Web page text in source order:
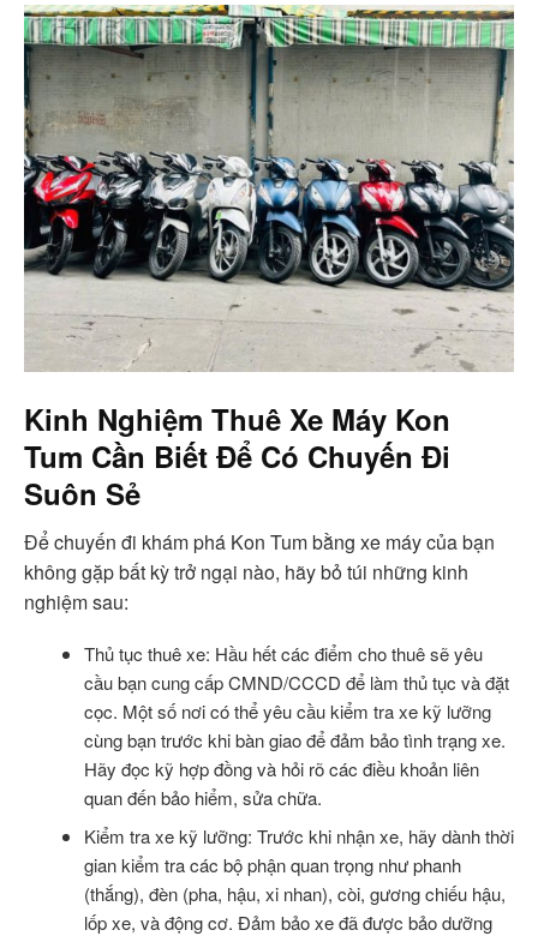
Kinh Nghiệm Thuê Xe Máy Kon
Tum Cần Biết Để Có Chuyến Đi
Suôn Sẻ
Để chuyến đi khám phá Kon Tum bằng xe máy của bạn
không gặp bất kỳ trở ngại nào, hãy bỏ túi những kinh
nghiệm sau:
Thủ tục thuê xe: Hầu hết các điểm cho thuê sẽ yêu
cầu bạn cung cấp CMND/CCCD để làm thủ tục và đặt
cọc. Một số nơi có thể yêu cầu kiểm tra xe kỹ lưỡng
cùng bạn trước khi bàn giao để đảm bảo tình trạng xe.
Hãy đọc kỹ hợp đồng và hỏi rõ các điều khoản liên
quan đến bảo hiểm, sửa chữa.
Kiểm tra xe kỹ lưỡng: Trước khi nhận xe, hãy dành thời
gian kiểm tra các bộ phận quan trọng như phanh
(thắng), đèn (pha, hậu, xi nhan), còi, gương chiếu hậu,
lốp xe, và động cơ. Đảm bảo xe đã được bảo dưỡng